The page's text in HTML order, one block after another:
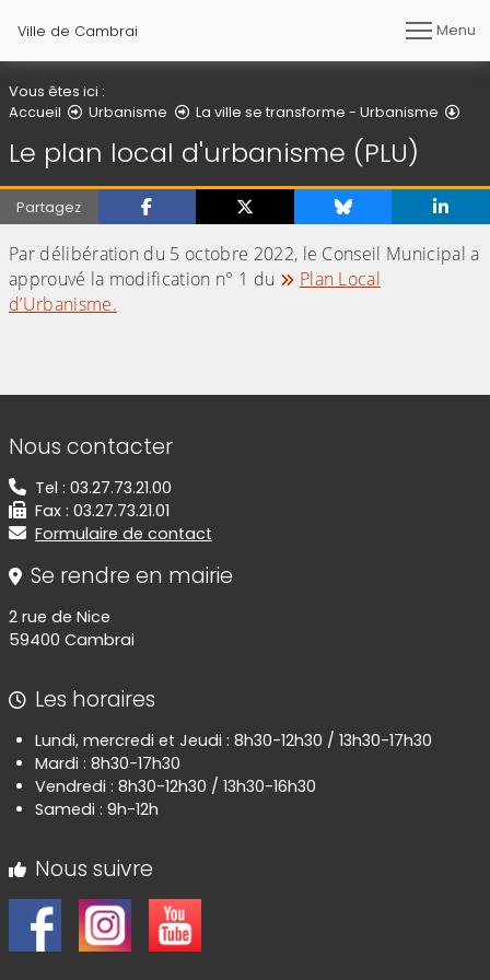
Ville de Cambrai Menu
Vous êtes ici :
Accueil
Urbanisme La ville se transforme - Urbanisme
Le plan local d'urbanisme (PLU)
Partagez
Par délibération du 5 octobre 2022, le Conseil Municipal a
approuvé la modification n° 1 du
Plan Local
d’Urbanisme.
Informations de contact
Nous contacter
Tel : 03.27.73.21.00
Fax : 03.27.73.21.01
Formulaire de contact
Se rendre en mairie
2 rue de Nice
59400 Cambrai
Les horaires
Lundi, mercredi et Jeudi : 8h30-12h30 / 13h30-17h30
Mardi : 8h30-17h30
Vendredi : 8h30-12h30 / 13h30-16h30
Samedi : 9h-12h
Nous suivre